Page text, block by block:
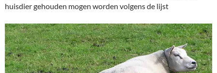
huisdier gehouden mogen worden volgens de lijst